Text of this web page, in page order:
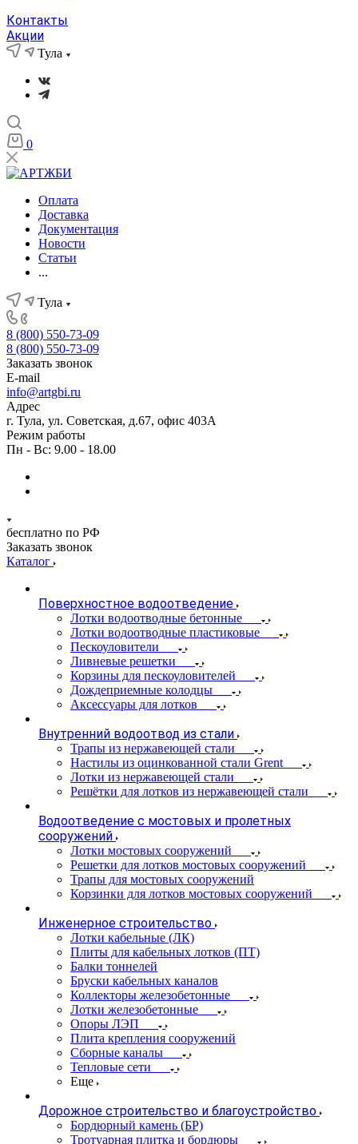
Контакты
Акции
Тула
0
Оплата
Доставка
Документация
Новости
Статьи
...
Тула
8 (800) 550-73-09
8 (800) 550-73-09
Заказать звонок
E-mail
info@artgbi.ru
Адрес
г. Тула, ул. Советская, д.67, офис 403А
Режим работы
Пн - Вс: 9.00 - 18.00
бесплатно по РФ
Заказать звонок
Каталог
Поверхностное водоотведение
Лотки водоотводные бетонные
Лотки водоотводные пластиковые
Пескоуловители
Ливневые решетки
Корзины для пескоуловителей
Дождеприемные колодцы
Аксессуары для лотков
Внутренний водоотвод из стали
Трапы из нержавеющей стали
Настилы из оцинкованной стали Grent
Лотки из нержавеющей стали
Решётки для лотков из нержавеющей стали
Водоотведение с мостовых и пролетных
сооружений
Лотки мостовых сооружений
Решетки для лотков мостовых сооружений
Трапы для мостовых сооружений
Корзинки для лотков мостовых сооружений
Инженерное строительство
Лотки кабельные (ЛК)
Плиты для кабельных лотков (ПТ)
Балки тоннелей
Бруски кабельных каналов
Коллекторы железобетонные
Лотки железобетонные
Опоры ЛЭП
Плита крепления сооружений
Сборные каналы
Тепловые сети
Еще
Дорожное строительство и благоустройство
Бордюрный камень (БР)
Тротуарная плитка и бордюры